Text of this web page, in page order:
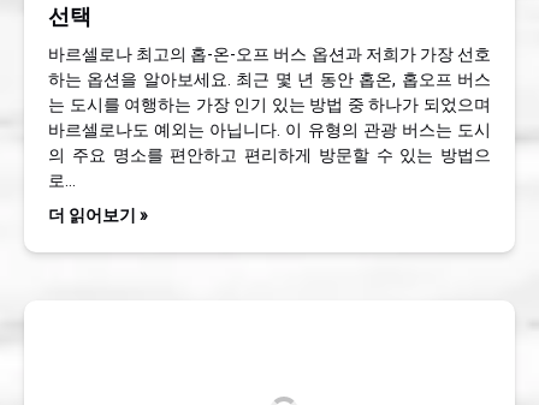
선택
바르셀로나 최고의 홉-온-오프 버스 옵션과 저희가 가장 선호
하는 옵션을 알아보세요. 최근 몇 년 동안 홉온, 홉오프 버스
는 도시를 여행하는 가장 인기 있는 방법 중 하나가 되었으며
바르셀로나도 예외는 아닙니다. 이 유형의 관광 버스는 도시
의 주요 명소를 편안하고 편리하게 방문할 수 있는 방법으
로…
더 읽어보기 »